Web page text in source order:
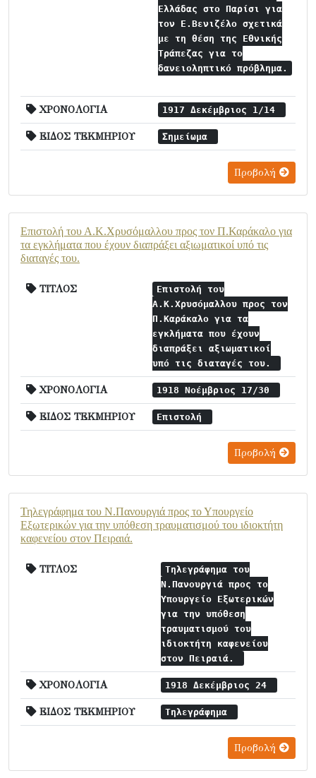
Ελλάδας στο Παρίσι για
τον Ε.Βενιζέλο σχετικά
με τη θέση της Εθνικής
Τράπεζας για το
δανειοληπτικό πρόβλημα.
ΧΡΟΝΟΛΟΓΙΑ 1917 Δεκέμβριος 1/14
ΕΙΔΟΣ ΤΕΚΜΗΡΙΟΥ Σημείωμα
Προβολή
Επιστολή του Α.Κ.Χρυσόμαλλου προς τον Π.Καράκαλο για
τα εγκλήματα που έχουν διαπράξει αξιωματικοί υπό τις
διαταγές του.
ΤΙΤΛΟΣ
Επιστολή του
Α.Κ.Χρυσόμαλλου προς τον
Π.Καράκαλο για τα
εγκλήματα που έχουν
διαπράξει αξιωματικοί
υπό τις διαταγές του.
ΧΡΟΝΟΛΟΓΙΑ 1918 Νοέμβριος 17/30
ΕΙΔΟΣ ΤΕΚΜΗΡΙΟΥ Επιστολή
Προβολή
Τηλεγράφημα του Ν.Πανουργιά προς το Υπουργείο
Εξωτερικών για την υπόθεση τραυματισμού του ιδιοκτήτη
καφενείου στον Πειραιά.
ΤΙΤΛΟΣ
Τηλεγράφημα του
Ν.Πανουργιά προς το
Υπουργείο Εξωτερικών
για την υπόθεση
τραυματισμού του
ιδιοκτήτη καφενείου
στον Πειραιά.
ΧΡΟΝΟΛΟΓΙΑ 1918 Δεκέμβριος 24
ΕΙΔΟΣ ΤΕΚΜΗΡΙΟΥ Τηλεγράφημα
Προβολή